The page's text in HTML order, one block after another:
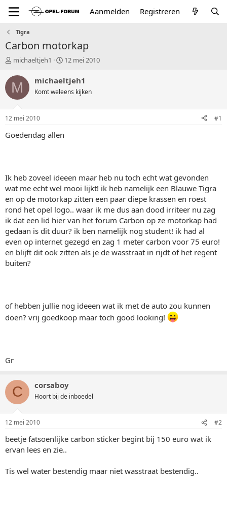
Aanmelden Registreren
Tigra
Carbon motorkap
T
p
i
a
r
michaeltjeh1
S
a
t
12 mei 2010
M michaeltjeh1
Komt weleens kijken
12 mei 2010 #1
Goedendag allen
Ik heb zoveel ideeen maar heb nu toch echt wat gevonden
wat me echt wel mooi lijkt! ik heb namelijk een Blauwe Tigra
en op de motorkap zitten een paar diepe krassen en roest
rond het opel logo.. waar ik me dus aan dood irriteer nu zag
ik dat een lid hier van het forum Carbon op ze motorkap had
gedaan is dit duur? ik ben namelijk nog student! ik had al
even op internet gezegd en zag 1 meter carbon voor 75 euro!
en blijft dit ook zitten als je de wasstraat in rijdt of het regent
buiten?
of hebben jullie nog ideeen wat ik met de auto zou kunnen
doen? vrij goedkoop maar toch good looking!
Gr
C corsaboy
Hoort bij de inboedel
12 mei 2010 #2
beetje fatsoenlijke carbon sticker begint bij 150 euro wat ik
ervan lees en zie..
Tis wel water bestendig maar niet wasstraat bestendig..